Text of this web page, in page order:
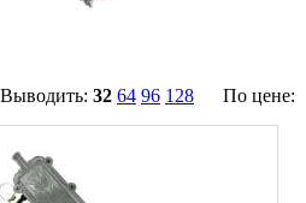
32 64 96 128 По цене: